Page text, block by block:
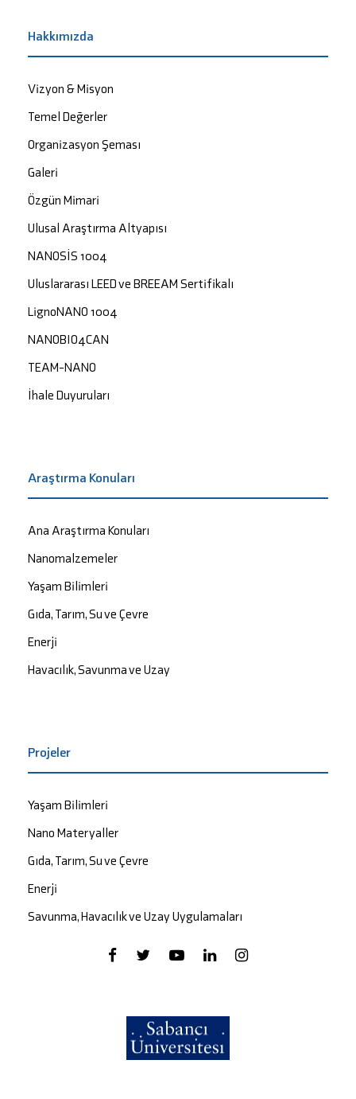
Hakkımızda
Vizyon & Misyon
Temel Değerler
Organizasyon Şeması
Galeri
Özgün Mimari
Ulusal Araştırma Altyapısı
NANOSİS 1004
Uluslararası LEED ve BREEAM Sertifikalı
LignoNANO 1004
NANOBIO4CAN
TEAM-NANO
İhale Duyuruları
Araştırma Konuları
Ana Araştırma Konuları
Nanomalzemeler
Yaşam Bilimleri
Gıda, Tarım, Su ve Çevre
Enerji
Havacılık, Savunma ve Uzay
Projeler
Yaşam Bilimleri
Nano Materyaller
Gıda, Tarım, Su ve Çevre
Enerji
Savunma, Havacılık ve Uzay Uygulamaları